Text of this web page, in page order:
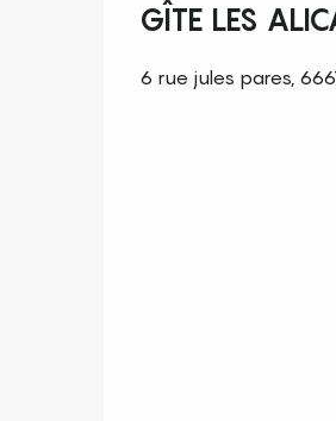
GÎTE LES
6 rue jules pares,